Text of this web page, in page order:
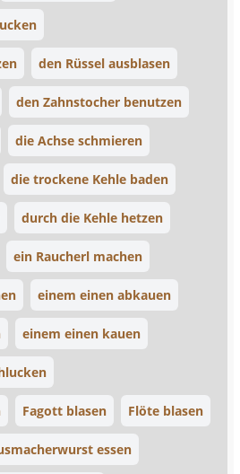
den Rüssel ausblasen
den Zahnstocher benutzen
die Achse schmieren
die trockene Kehle baden
durch die Kehle hetzen
ein Raucherl machen
einem einen abkauen
einem einen kauen
Fagott blasen Flöte blasen
essen